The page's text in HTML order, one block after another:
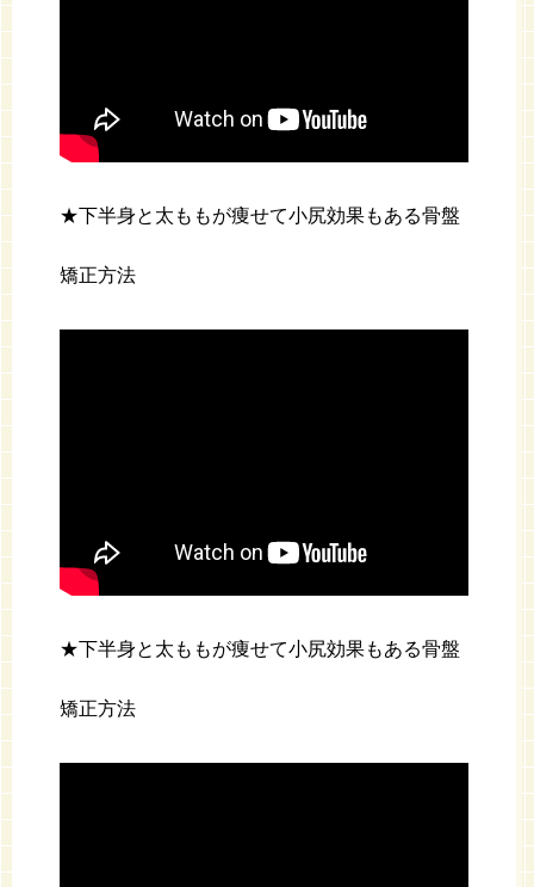
★下半身と太ももが痩せて小尻効果もある骨盤
矯正方法
★下半身と太ももが痩せて小尻効果もある骨盤
矯正方法